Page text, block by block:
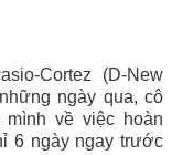
Cortez (D-New
ngày qua, cô
mình về việc hoàn
6 ngày ngay trước